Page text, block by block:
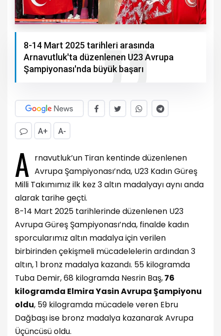
8-14 Mart 2025 tarihleri arasında
Arnavutluk'ta düzenlenen U23 Avrupa
Şampiyonası'nda büyük başarı
A+ A-
A rnavutluk’un Tiran kentinde düzenlenen
Avrupa Şampiyonası’nda, U23 Kadın Güreş
Milli Takımımız ilk kez 3 altın madalyayı aynı anda
alarak tarihe geçti.
8-14 Mart 2025 tarihlerinde düzenlenen U23
Avrupa Güreş Şampiyonası’nda, finalde kadın
sporcularımız altın madalya için verilen
birbirinden çekişmeli mücadelelerin ardından 3
altın, 1 bronz madalya kazandı. 55 kilogramda
Tuba Demir, 68 kilogramda Nesrin Baş,76
kilogramda Elmira Yasin Avrupa Şampiyonu
oldu, 59 kilogramda mücadele veren Ebru
Dağbaşı ise bronz madalya kazanarak Avrupa
Üçüncüsü oldu.